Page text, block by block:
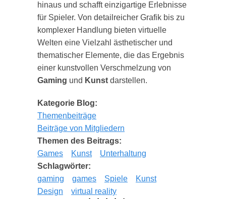
hinaus und schafft einzigartige Erlebnisse
für Spieler. Von detailreicher Grafik bis zu
komplexer Handlung bieten virtuelle
Welten eine Vielzahl ästhetischer und
thematischer Elemente, die das Ergebnis
einer kunstvollen Verschmelzung von
Gaming und Kunst darstellen.
Kategorie Blog:
Themenbeiträge
Beiträge von Mitgliedern
Themen des Beitrags:
Games
Kunst
Unterhaltung
Schlagwörter:
gaming
games Spiele
Kunst
Design
virtual reality